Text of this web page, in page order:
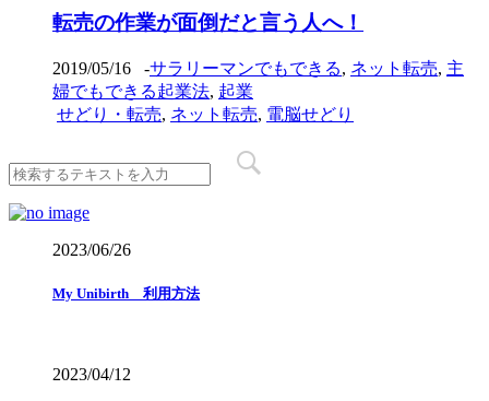
転売の作業が面倒だと言う人へ！
2019/05/16 -サラリーマンでもできる, ネット転売, 主
婦でもできる起業法, 起業
せどり・転売, ネット転売, 電脳せどり
2023/06/26
My Unibirth 利用方法
2023/04/12